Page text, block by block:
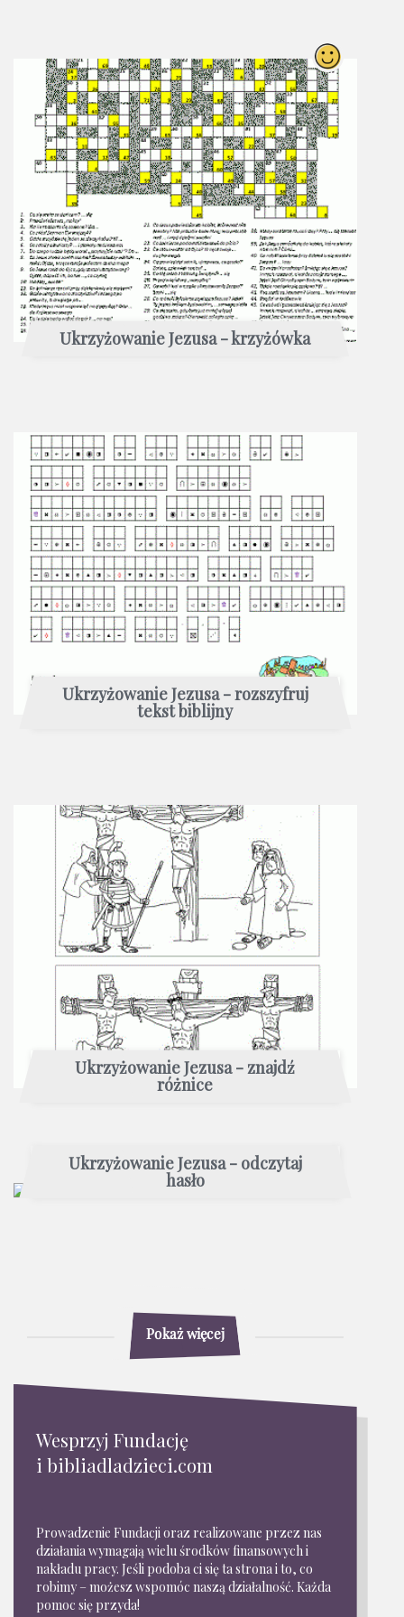
Ukrzyżowanie Jezusa - krzyżówka
Ukrzyżowanie Jezusa - rozszyfruj
tekst biblijny
Ukrzyżowanie Jezusa - znajdź
różnice
Ukrzyżowanie Jezusa - odczytaj
hasło
Pokaż więcej
Wesprzyj Fundację
i bibliadladzieci.com
Prowadzenie Fundacji oraz realizowane przez nas
działania wymagają wielu środków finansowych i
nakładu pracy. Jeśli podoba ci się ta strona i to, co
robimy – możesz wspomóc naszą działalność. Każda
pomoc się przyda!